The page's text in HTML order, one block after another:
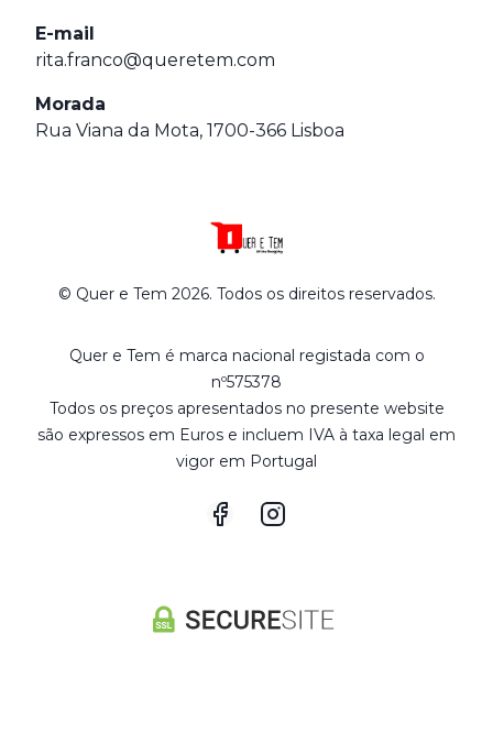
© Quer e Tem 2026. Todos os direitos reservados.
Quer e Tem é marca nacional registada com o
nº575378
Todos os preços apresentados no presente website
são expressos em Euros e incluem IVA à taxa legal em
vigor em Portugal
E-mail
rita.franco@queretem.com
Morada
Rua Viana da Mota, 1700-366 Lisboa